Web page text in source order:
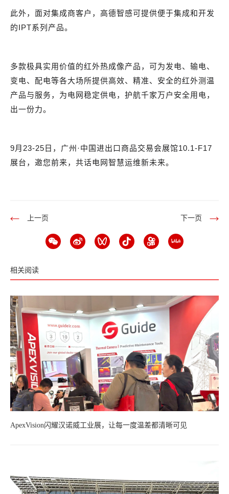
此外，面对集成商客户，高德智感可提供便于集成和开发
的IPT系列产品。
多款极具实用价值的红外热成像产品，可为发电、输电、
变电、配电等各大场所提供高效、精准、安全的红外测温
产品与服务，为电网稳定供电，护航千家万户安全用电，
出一份力。
9月23-25日，广州·中国进出口商品交易会展馆10.1-F17
展台，邀您前来，共话电网智慧运维新未来。
上一页 下一页
相关阅读
ApexVision闪耀汉诺威工业展，让每一度温差都清晰可见